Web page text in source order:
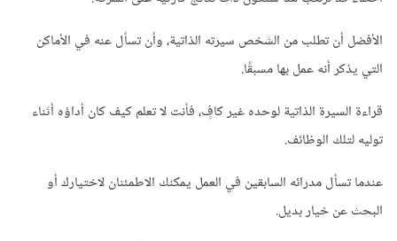
الأفضل أن تطلب من الشخص سيرته الذاتية، وأن تسأل عنه في الأماكن
التي يذكر أنه عمل بها مسبقًا.
قراءة السيرة الذاتية لوحده غير كافٍ، فأنت لا تعلم كيف كان أداؤه أثناء
توليه لتلك الوظائف.
عندما تسأل مدرائه السابقين في العمل يمكنك الاطمئنان لاختيارك أو
البحث عن خيار بديل.